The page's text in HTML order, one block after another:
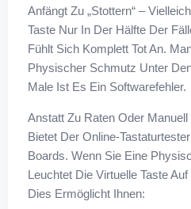
Anfängt Zu „stottern“ –
Taste Nur In Der Hälfte Der
Fühlt Sich Komplett Tot An.
Physischer Schmutz Unter
Male Ist Es Ein Softwarefehler.
Anstatt Zu Raten Oder
Bietet Der Online-
Boards. Wenn Sie Eine
Leuchtet Die Virtuelle Taste
Dies Ermöglicht Ihnen: